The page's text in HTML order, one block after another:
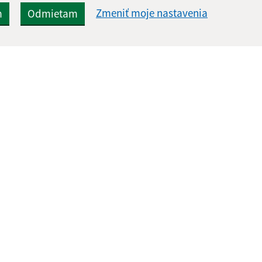
Odmietam Zmeniť moje nastavenia